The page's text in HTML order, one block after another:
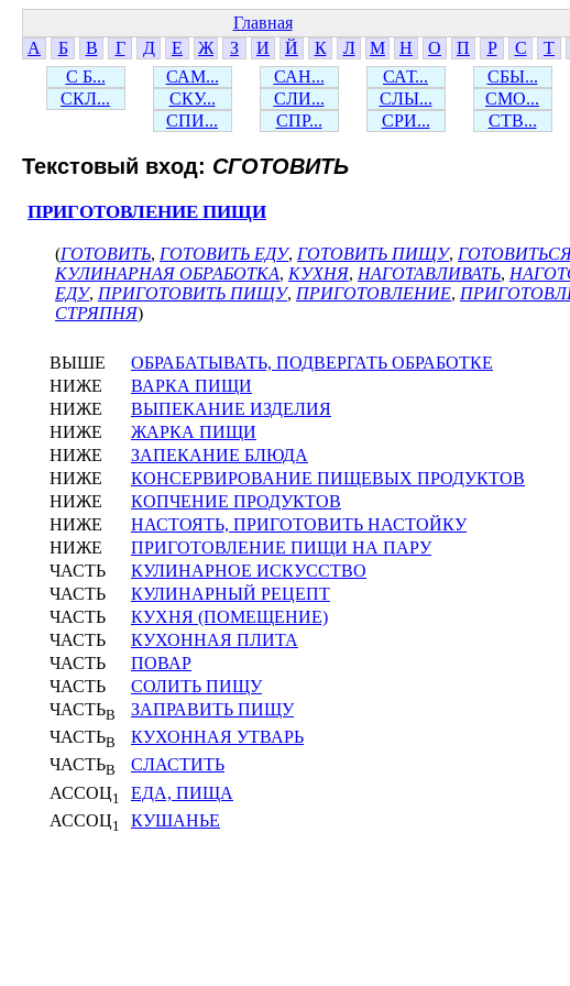
Главная
А
Б В Г Д Е Ж З И Й К Л М Н О П Р С Т
С Б...
САМ... САН... САТ... СБЫ...
СКЛ...
СКУ... СЛИ... СЛЫ... СМО...
СПИ...
СПР... СРИ... СТВ...
Текстовый вход: СГОТОВИТЬ
ПРИГОТОВЛЕНИЕ ПИЩИ
(ГОТОВИТЬ, ГОТОВИТЬ ЕДУ, ГОТОВИТЬ ПИЩУ,
КУЛИНАРНАЯ ОБРАБОТКА, КУХНЯ, НАГОТАВЛИВАТЬ,
ЕДУ, ПРИГОТОВИТЬ ПИЩУ, ПРИГОТОВЛЕНИЕ,
СТРЯПНЯ)
ВЫШЕ
ОБРАБАТЫВАТЬ, ПОДВЕРГАТЬ ОБРАБОТКЕ
НИЖЕ
ВАРКА ПИЩИ
НИЖЕ
ВЫПЕКАНИЕ ИЗДЕЛИЯ
НИЖЕ
ЖАРКА ПИЩИ
НИЖЕ
ЗАПЕКАНИЕ БЛЮДА
НИЖЕ
КОНСЕРВИРОВАНИЕ ПИЩЕВЫХ ПРОДУКТОВ
НИЖЕ
КОПЧЕНИЕ ПРОДУКТОВ
НИЖЕ
НАСТОЯТЬ, ПРИГОТОВИТЬ НАСТОЙКУ
НИЖЕ
ПРИГОТОВЛЕНИЕ ПИЩИ НА ПАРУ
ЧАСТЬ
КУЛИНАРНОЕ ИСКУССТВО
ЧАСТЬ
КУЛИНАРНЫЙ РЕЦЕПТ
ЧАСТЬ
КУХНЯ (ПОМЕЩЕНИЕ)
ЧАСТЬ
КУХОННАЯ ПЛИТА
ЧАСТЬ
ПОВАР
ЧАСТЬ
СОЛИТЬ ПИЩУ
ЧАСТЬВ
ЗАПРАВИТЬ ПИЩУ
ЧАСТЬВ
КУХОННАЯ УТВАРЬ
ЧАСТЬВ
СЛАСТИТЬ
АССОЦ1
ЕДА, ПИЩА
АССОЦ1 КУШАНЬЕ